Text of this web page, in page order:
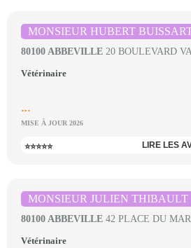
MONSIEUR HUBERT
80100 ABBEVILLE 20 BOULEVARD
Vétérinaire
...
MISE À JOUR 2026
⭐⭐⭐⭐⭐ LIRE LES
MONSIEUR JULIEN THIBAULT
80100 ABBEVILLE 42 PLACE DU
Vétérinaire